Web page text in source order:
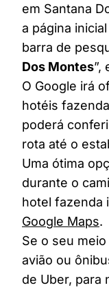
em Santana
a página
barra de
Dos Montes”,
O Google irá
hotéis
poderá
rota até o
Uma ótima
durante o
hotel fazenda
Google Maps.
Se o seu
avião ou
de Uber, para